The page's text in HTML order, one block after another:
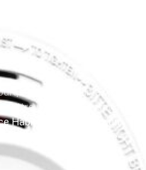
un détail sur les piles
votre indemnisation
Habitation : pourquoi un
pourrait compromettre